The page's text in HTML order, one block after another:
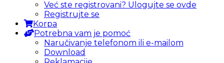
Već ste registrovani? Ulogujte se ovde
Registrujte se
Korpa
Potrebna vam je pomoć
Naručivanje telefonom ili e-mailom
Download